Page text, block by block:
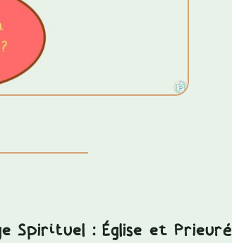
Spirituel : Église et Prieuré